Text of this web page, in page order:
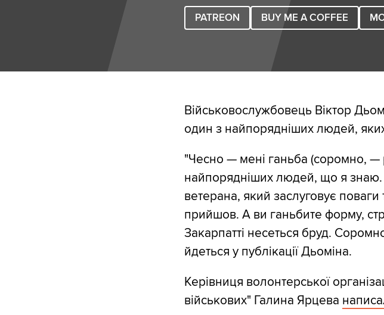
PATREON BUY ME A COFFEE
Військовослужбовець Віктор
один з найпорядніших людей,
"Чесно — мені ганьба (соромно, —
найпорядніших людей, що я знаю.
ветерана, який заслуговує
прийшов. А ви ганьбите форму,
Закарпатті несеться бруд.
йдеться у публікації Дьоміна.
Керівниця волонтерської
військових" Галина Ярцева